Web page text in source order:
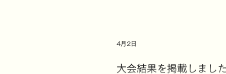
大会結果を掲載しました
4月2日